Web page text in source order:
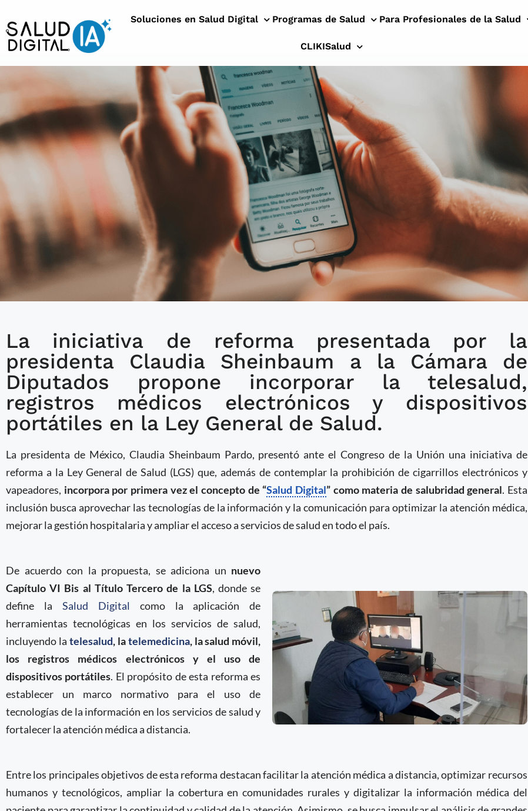
Soluciones en Salud Digital Programas de Salud Para Profesionales de la Salud
CLIKISalud
Gobierno de México presenta iniciativa de
reforma a la Ley General de Salud que
incorpora conceptos de Salud Digital
La iniciativa de reforma presentada por la
presidenta Claudia Sheinbaum a la Cámara de
Diputados propone incorporar la telesalud,
registros médicos electrónicos y dispositivos
portátiles en la Ley General de Salud.
La presidenta de México, Claudia Sheinbaum Pardo, presentó ante el Congreso de la Unión una iniciativa de
reforma a la Ley General de Salud (LGS) que, además de contemplar la prohibición de cigarrillos electrónicos y
vapeadores, incorpora por primera vez el concepto de “Salud Digital” como materia de salubridad general. Esta
inclusión busca aprovechar las tecnologías de la información y la comunicación para optimizar la atención médica,
mejorar la gestión hospitalaria y ampliar el acceso a servicios de salud en todo el país.
De acuerdo con la propuesta, se adiciona un nuevo
Capítulo VI Bis al Título Tercero de la LGS, donde se
define la Salud Digital como la aplicación de
herramientas tecnológicas en los servicios de salud,
incluyendo la telesalud, latelemedicina, la salud móvil,
los registros médicos electrónicos y el uso de
dispositivos portátiles. El propósito de esta reforma es
establecer un marco normativo para el uso de
tecnologías de la información en los servicios de salud y
fortalecer la atención médica a distancia.
Entre los principales objetivos de esta reforma destacan facilitar la atención médica a distancia, optimizar recursos
humanos y tecnológicos, ampliar la cobertura en comunidades rurales y digitalizar la información médica del